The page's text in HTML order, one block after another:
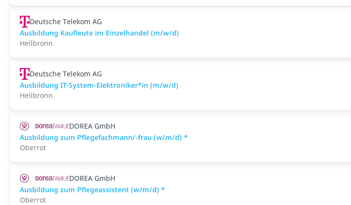
Deutsche Telekom AG
Ausbildung Kaufleute im Einzelhandel (m/w/d)
Heilbronn
Deutsche Telekom AG
Ausbildung IT-System-Elektroniker*in (m/w/d)
Heilbronn
DOREA GmbH
Ausbildung zum Pflegefachmann/-frau (w/m/d) *
Oberrot
DOREA GmbH
Ausbildung zum Pflegeassistent (w/m/d) *
Oberrot